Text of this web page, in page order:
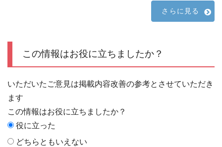
さらに見る
この情報はお役に立ちましたか？
いただいたご意見は掲載内容改善の参考とさせていただき
ます
この情報はお役に立ちましたか？
役に立った
どちらともいえない